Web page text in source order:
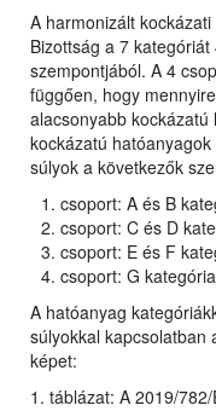
A harmonizált
Bizottság a 7
szempontjából. A 4
függően, hogy
alacsonyabb
kockázatú
súlyok a következők
csoport: A és B
csoport: C és D
csoport: E és F
csoport: G
A hatóanyag
súlyokkal kapcsolatban
képet:
1. táblázat: A 2019/